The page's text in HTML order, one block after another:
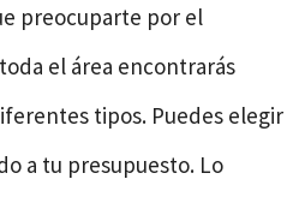
preocuparte por el
el área encontrarás
tipos. Puedes elegir
a tu presupuesto. Lo